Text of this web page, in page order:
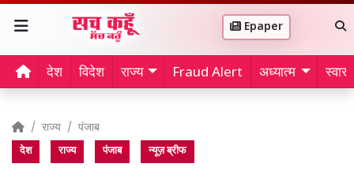
Epaper
देश विदेश राज्य Fraud Alert अध्यात्म
राज्य पंजाब
देश राज्य पंजाब न्यूज़ ब्रीफ